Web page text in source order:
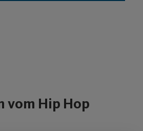
vom Hip Hop